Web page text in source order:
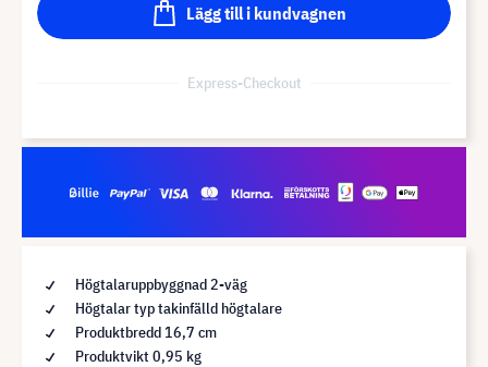
Lägg till i kundvagnen
Express-Checkout
Högtalaruppbyggnad 2-väg
Högtalar typ takinfälld högtalare
Produktbredd 16,7 cm
Produktvikt 0,95 kg